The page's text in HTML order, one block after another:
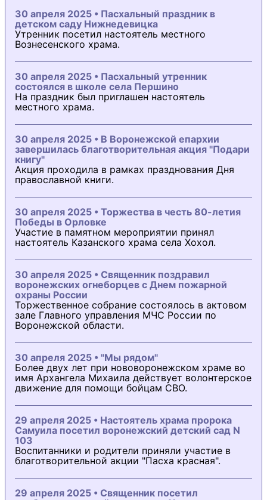
30 апреля 2025 • Пасхальный праздник в
детском саду Нижнедевицка
Утренник посетил настоятель местного
Вознесенского храма.
30 апреля 2025 • Пасхальный утренник
состоялся в школе села Першино
На праздник был приглашен настоятель
местного храма.
30 апреля 2025 • В Воронежской епархии
завершилась благотворительная акция "Подари
книгу"
Акция проходила в рамках празднования Дня
православной книги.
30 апреля 2025 • Торжества в честь 80-летия
Победы в Орловке
Участие в памятном мероприятии принял
настоятель Казанского храма села Хохол.
30 апреля 2025 • Священник поздравил
воронежских огнеборцев с Днем пожарной
охраны России
Торжественное собрание состоялось в актовом
зале Главного управления МЧС России по
Воронежской области.
30 апреля 2025 • "Мы рядом"
Более двух лет при нововоронежском храме во
имя Архангела Михаила действует волонтерское
движение для помощи бойцам СВО.
29 апреля 2025 • Настоятель храма пророка
Самуила посетил воронежский детский сад N
103
Воспитанники и родители приняли участие в
благотворительной акции "Пасха красная".
29 апреля 2025 • Священник посетил